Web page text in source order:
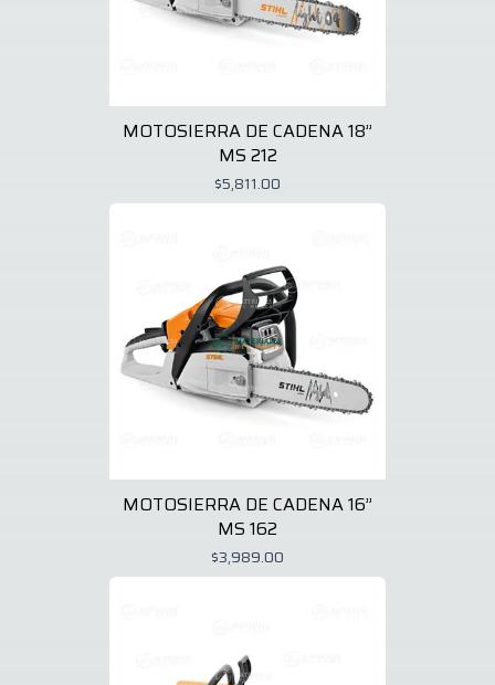
MOTOSIERRA DE CADENA 18”
MS 212
$5,811.00
MOTOSIERRA DE CADENA 16”
MS 162
$3,989.00